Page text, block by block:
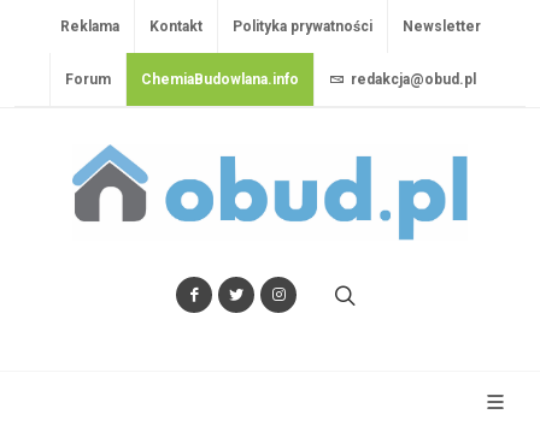
Reklama Kontakt Polityka prywatności Newsletter
Forum ChemiaBudowlana.info redakcja@obud.pl